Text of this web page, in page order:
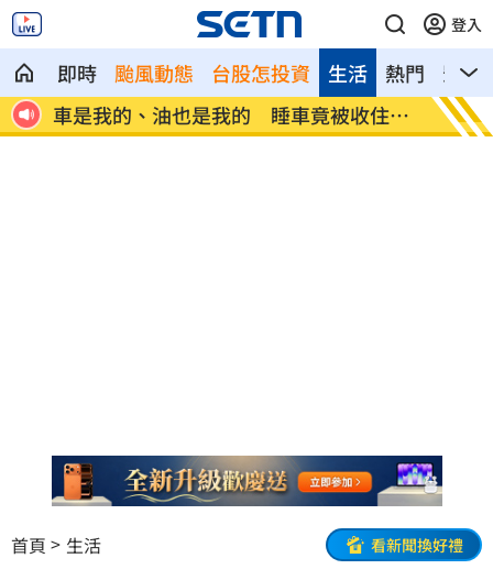
登入
即時 颱風動態 台股怎投資 熱門 影音
生活
光 車是我的、油也是我的 睡車竟被收住宿
費
24歲
順
首頁 生活 看新聞換好禮